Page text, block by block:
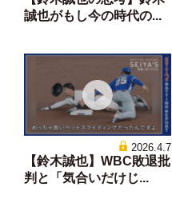
誠也がもし今の時代の...
2026.4.7
【鈴木誠也】WBC敗退批
判と「気合いだけじ...